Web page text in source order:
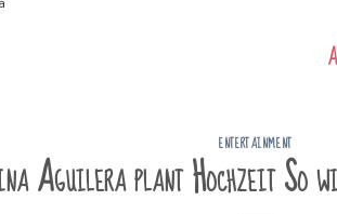
ENTERTAINMENT
Aguilera plant Hochzeit So